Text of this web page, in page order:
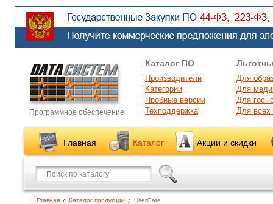
Программное обеспечение
Каталог ПО
Производители
Категории
Пробные версии
Техподдержка
Для
Для
Для гос.
Для
Главная Каталог Акции и скидки
Главная Каталог продукции UserGate